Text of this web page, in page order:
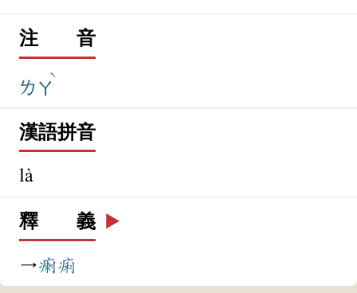
注 音
ㄌㄚ
ˋ
漢語拼音
là
釋 義 ▶️
→瘌痢